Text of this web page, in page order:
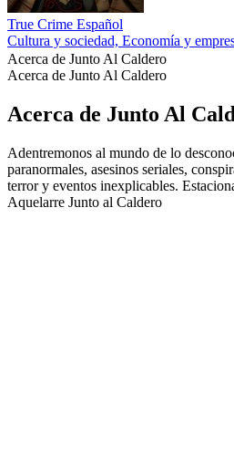
True Crime Español
Cultura y sociedad, Economía y
Acerca de Junto Al Caldero
Acerca de Junto Al Caldero
Acerca de Junto Al
Adentremonos al mundo de lo
paranormales, asesinos seriales,
terror y eventos inexplicables.
Aquelarre Junto al Caldero